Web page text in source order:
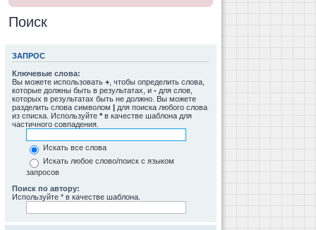
Поиск
ЗАПРОС
Ключевые слова:
Вы можете использовать + , чтобы определить слова,
которые должны быть в результатах, и - для слов,
которых в результатах быть не должно. Вы можете
разделить слова символом | для поиска любого слова
из списка. Используйте * в качестве шаблона для
частичного совпадения.
Искать все слова
Искать любое слово/поиск с языком
запросов
Поиск по автору:
Используйте * в качестве шаблона.